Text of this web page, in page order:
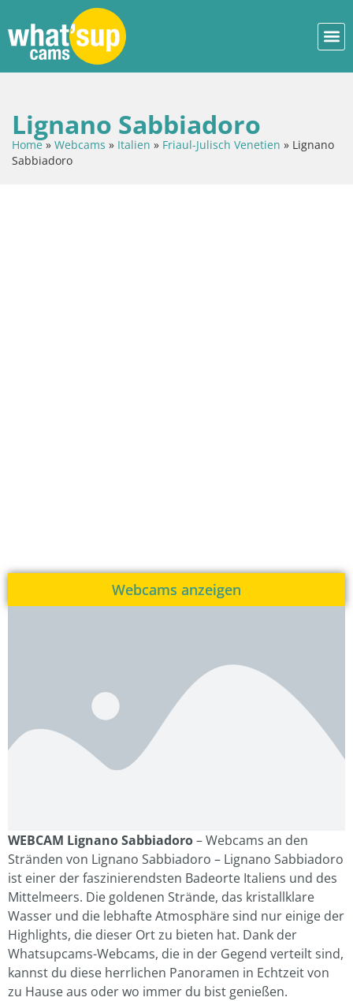
Lignano Sabbiadoro
Home» Webcams » Italien » Friaul-Julisch Venetien » Lignano
Sabbiadoro
Webcams anzeigen
WEBCAM Lignano Sabbiadoro– Webcams an den
Stränden von Lignano Sabbiadoro – Lignano Sabbiadoro
ist einer der faszinierendsten Badeorte Italiens und des
Mittelmeers. Die goldenen Strände, das kristallklare
Wasser und die lebhafte Atmosphäre sind nur einige der
Highlights, die dieser Ort zu bieten hat. Dank der
Whatsupcams-Webcams, die in der Gegend verteilt sind,
kannst du diese herrlichen Panoramen in Echtzeit von
zu Hause aus oder wo immer du bist genießen.